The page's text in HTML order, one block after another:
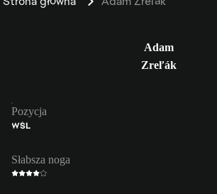
Adam
Zreľák
Pozycja
WŚL
Słabsza noga